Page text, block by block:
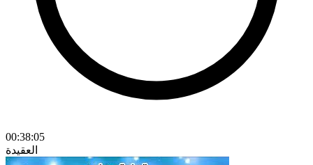
00:38:05
العقيدة